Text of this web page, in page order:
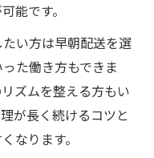
能です。
い方は早朝配送を選
た働き方もできま
ズムを整える方もい
が長く続けるコツと
なります。